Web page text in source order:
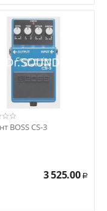
BOSS CS-3
3 525.00 Р